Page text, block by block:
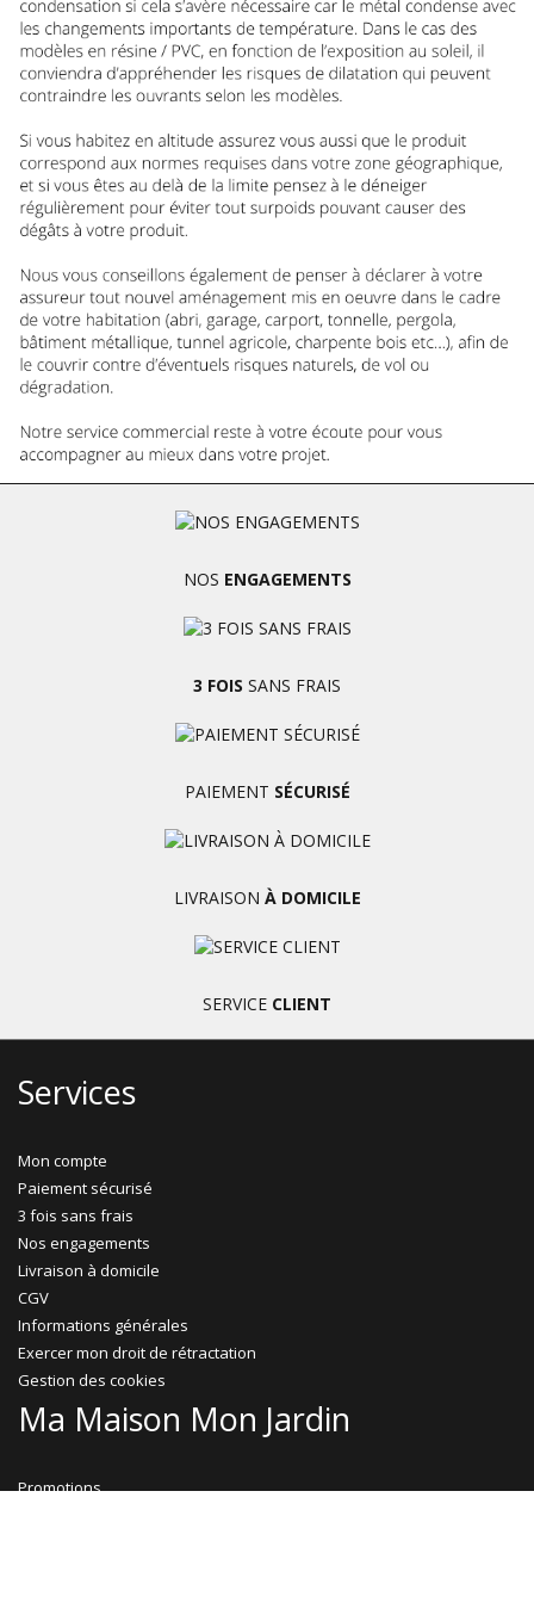
NOS ENGAGEMENTS
3 FOIS SANS FRAIS
PAIEMENT SÉCURISÉ
LIVRAISON À DOMICILE
SERVICE CLIENT
Services
Mon compte
Paiement sécurisé
3 fois sans frais
Nos engagements
Livraison à domicile
CGV
Informations générales
Exercer mon droit de rétractation
Gestion des cookies
Ma Maison Mon Jardin
Promotions